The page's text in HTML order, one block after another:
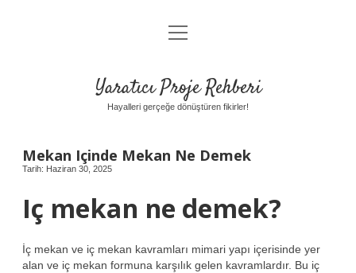
Anasayfa
Yasal Uyarı
menüyü
aç
Yaratıcı Proje Rehberi
Hayalleri gerçeğe dönüştüren fikirler!
Mekan Içinde Mekan Ne Demek
Tarih: Haziran 30, 2025
Iç mekan ne demek?
İç mekan ve iç mekan kavramları mimari yapı içerisinde yer
alan ve iç mekan formuna karşılık gelen kavramlardır. Bu iç